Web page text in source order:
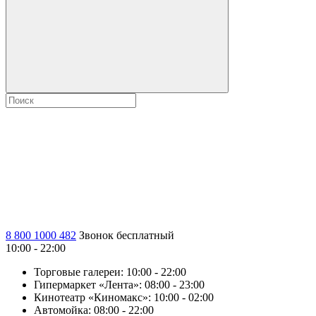
8 800 1000 482 Звонок бесплатный
10:00 - 22:00
Торговые галереи: 10:00 - 22:00
Гипермаркет «Лента»: 08:00 - 23:00
Кинотеатр «Киномакс»: 10:00 - 02:00
Автомойка: 08:00 - 22:00